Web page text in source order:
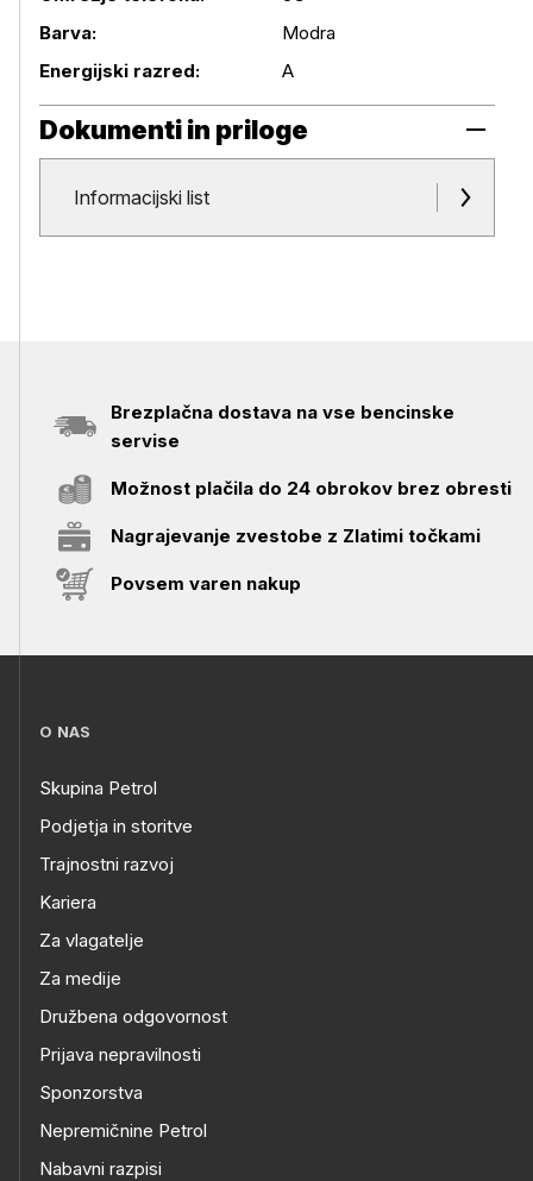
Barva:
Modra
Energijski razred:
A
Dokumenti in priloge
Dokumenti in priloge
Informacijski list
Brezplačna dostava na vse bencinske
servise
Možnost plačila do 24 obrokov brez obresti
Nagrajevanje zvestobe z Zlatimi točkami
Povsem varen nakup
O NAS
Skupina Petrol
Podjetja in storitve
Trajnostni razvoj
Kariera
Za vlagatelje
Za medije
Družbena odgovornost
Prijava nepravilnosti
Sponzorstva
Nepremičnine Petrol
Nabavni razpisi